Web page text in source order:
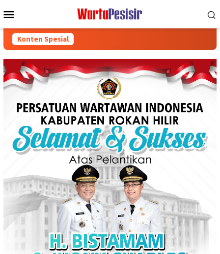
ke
Mobile
Konten Spesial